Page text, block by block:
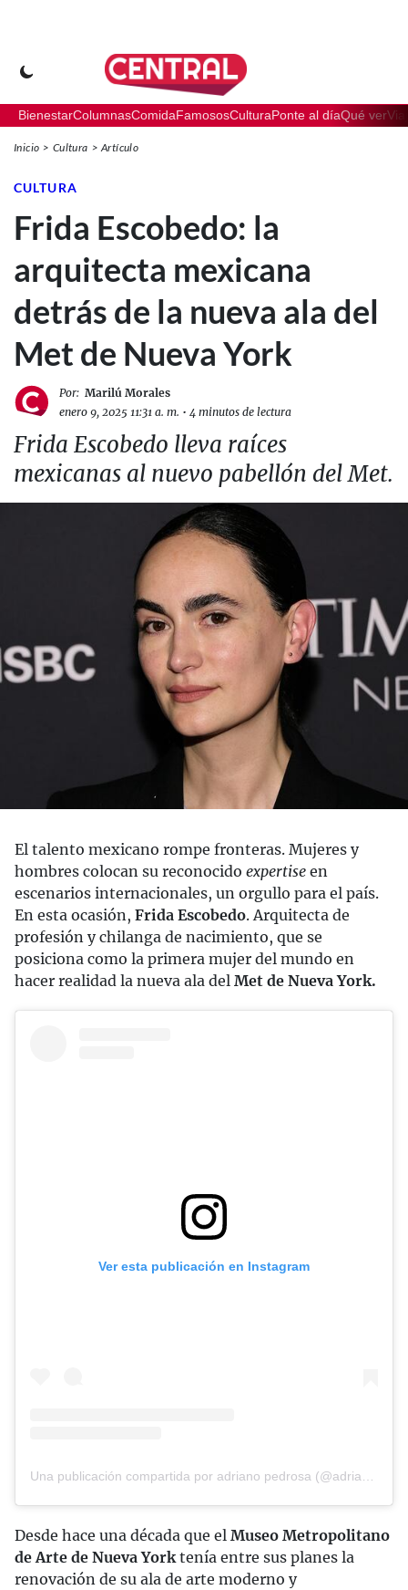
BienestarColumnasComidaFamososCulturaPonte al díaQué ver
Inicio Cultura Artículo
CULTURA
Frida Escobedo: la
arquitecta mexicana
detrás de la nueva ala del
Met de Nueva York
Por: Marilú Morales
enero 9, 2025 11:31 a. m. • 4 minutos de lectura
Frida Escobedo lleva raíces
mexicanas al nuevo pabellón del Met.
El talento mexicano rompe fronteras. Mujeres y
hombres colocan su reconocido expertise en
escenarios internacionales, un orgullo para el país.
En esta ocasión, Frida Escobedo. Arquitecta de
profesión y chilanga de nacimiento, que se
posiciona como la primera mujer del mundo en
hacer realidad la nueva ala del Met de Nueva York.
Ver esta publicación en Instagram
Desde hace una década que el Museo Metropolitano
de Arte de Nueva Yorktenía entre sus planes la
renovación de su ala de arte moderno y